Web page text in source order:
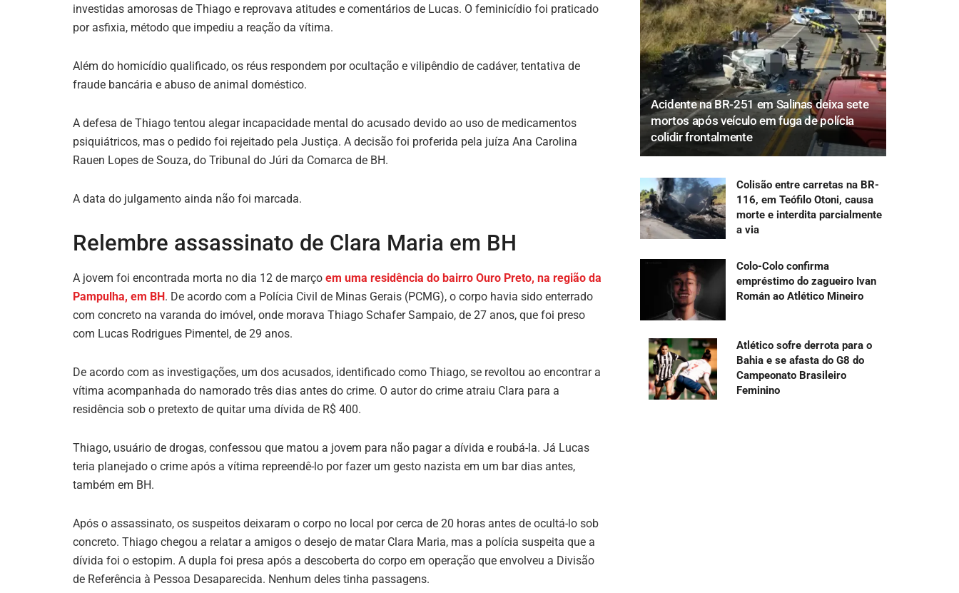
investidas amorosas de Thiago e reprovava atitudes e comentários de Lucas. O feminicídio foi praticado
por asfixia, método que impediu a reação da vítima.
Além do homicídio qualificado, os réus respondem por ocultação e vilipêndio de cadáver, tentativa de
fraude bancária e abuso de animal doméstico.
A defesa de Thiago tentou alegar incapacidade mental do acusado devido ao uso de medicamentos
psiquiátricos, mas o pedido foi rejeitado pela Justiça. A decisão foi proferida pela juíza Ana Carolina
Rauen Lopes de Souza, do Tribunal do Júri da Comarca de BH.
A data do julgamento ainda não foi marcada.
Relembre assassinato de Clara Maria em BH
A jovem foi encontrada morta no dia 12 de março em uma residência do bairro Ouro Preto, na região da
Pampulha, em BH . De acordo com a Polícia Civil de Minas Gerais (PCMG), o corpo havia sido enterrado
com concreto na varanda do imóvel, onde morava Thiago Schafer Sampaio, de 27 anos, que foi preso
com Lucas Rodrigues Pimentel, de 29 anos.
De acordo com as investigações, um dos acusados, identificado como Thiago, se revoltou ao encontrar a
vítima acompanhada do namorado três dias antes do crime. O autor do crime atraiu Clara para a
residência sob o pretexto de quitar uma dívida de R$ 400.
Thiago, usuário de drogas, confessou que matou a jovem para não pagar a dívida e roubá-la. Já Lucas
teria planejado o crime após a vítima repreendê-lo por fazer um gesto nazista em um bar dias antes,
também em BH.
Após o assassinato, os suspeitos deixaram o corpo no local por cerca de 20 horas antes de ocultá-lo sob
concreto. Thiago chegou a relatar a amigos o desejo de matar Clara Maria, mas a polícia suspeita que a
dívida foi o estopim. A dupla foi presa após a descoberta do corpo em operação que envolveu a Divisão
de Referência à Pessoa Desaparecida. Nenhum deles tinha passagens.
Acidente na BR-251 em Salinas deixa sete
mortos após veículo em fuga de polícia
colidir frontalmente
Colisão entre carretas na BR-
116, em Teófilo Otoni, causa
morte e interdita parcialmente
a via
Colo-Colo confirma
empréstimo do zagueiro Ivan
Román ao Atlético Mineiro
Atlético sofre derrota para o
Bahia e se afasta do G8 do
Campeonato Brasileiro
Feminino